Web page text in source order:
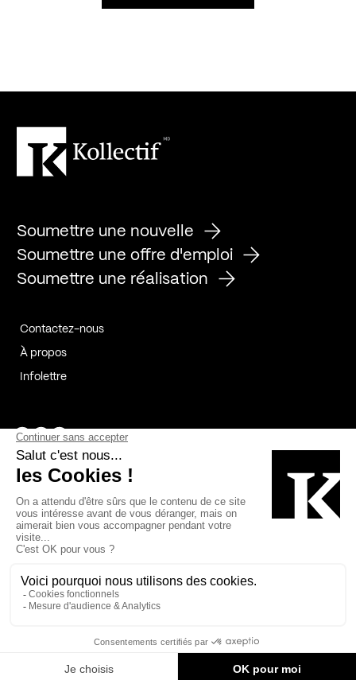
Soumettre une nouvelle
Soumettre une offre d'emploi
Soumettre une réalisation
Contactez-nous
À propos
Infolettre
Page Facebook de Kollectif
Page Instagram de Kollectif
Page Linkedin de Kollectif
Bâtiment-Durable-Québec-1
Esquisses-1
MP-1 v2com-1
Cookies